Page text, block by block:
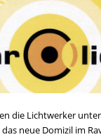
die Lichtwerker
neue Domizil im